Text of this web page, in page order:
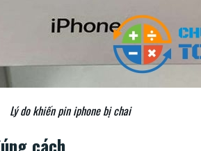
Lý do khiến pin iphone bị chai
cách